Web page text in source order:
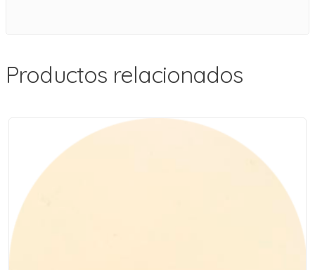
Productos relacionados